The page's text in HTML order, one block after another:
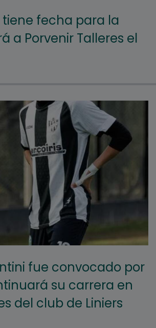
fecha para la
a Porvenir Talleres el
fue convocado por
su carrera en
del club de Liniers